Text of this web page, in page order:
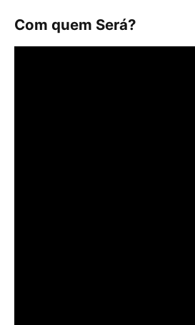
Com quem Será?